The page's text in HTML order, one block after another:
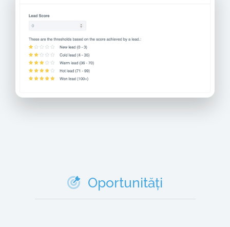
Oportunități